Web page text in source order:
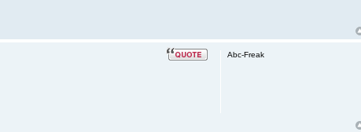
Abc-Freak